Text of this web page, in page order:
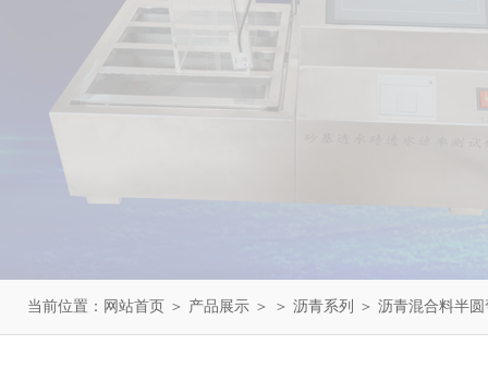
当前位置： 网站首页 ＞ 产品展示 ＞ ＞ 沥青系列 ＞ 沥青混合料半